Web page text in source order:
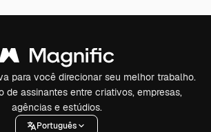
para você direcionar seu melhor trabalho.
de assinantes entre criativos, empresas,
agências e estúdios.
Português